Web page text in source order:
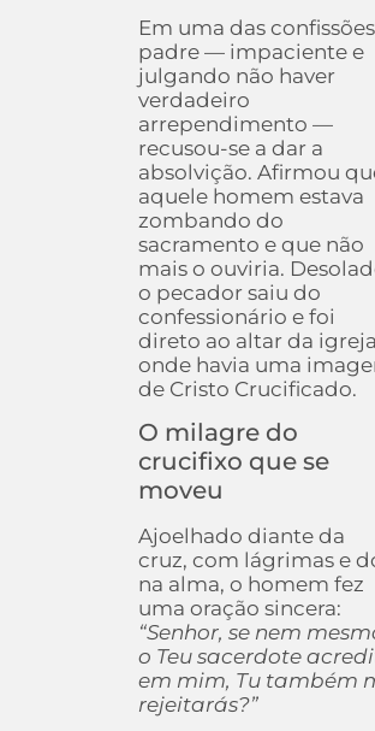
Em uma das
padre — impaciente e
julgando não haver
verdadeiro
arrependimento —
recusou-se a dar a
absolvição. Afirmou
aquele homem estava
zombando do
sacramento e que não
mais o ouviria.
o pecador saiu do
confessionário e foi
direto ao altar da
onde havia uma
de Cristo Crucificado.
O milagre do
crucifixo que se
moveu
Ajoelhado diante da
cruz, com lágrimas e
na alma, o homem fez
uma oração sincera:
“Senhor, se nem
o Teu sacerdote
em mim, Tu também
rejeitarás?”